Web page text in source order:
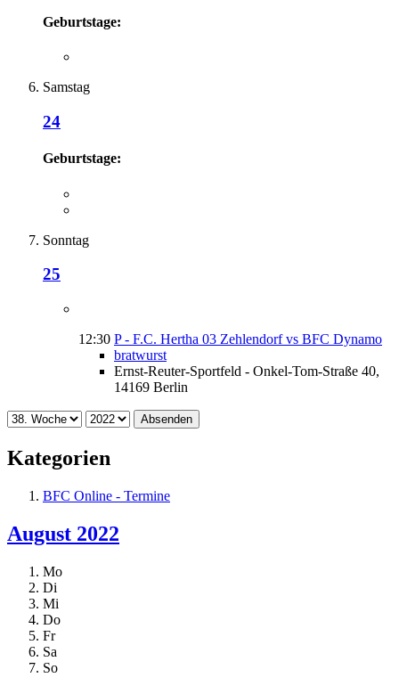
Geburtstage:
Samstag
24
Geburtstage:
Sonntag
25
12:30 P - F.C. Hertha 03 Zehlendorf vs BFC Dynamo
bratwurst
Ernst-Reuter-Sportfeld - Onkel-Tom-Straße 40,
14169 Berlin
Absenden
Kategorien
BFC Online - Termine
August 2022
Mo
Di
Mi
Do
Fr
Sa
So